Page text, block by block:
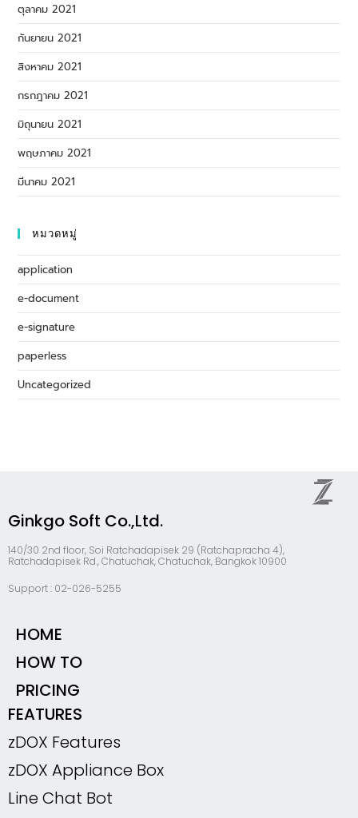
ตุลาคม 2021
กันยายน 2021
สิงหาคม 2021
กรกฎาคม 2021
มิถุนายน 2021
พฤษภาคม 2021
มีนาคม 2021
หมวดหมู่
application
e-document
e-signature
paperless
Uncategorized
Ginkgo Soft Co.,Ltd.
140/30 2nd floor, Soi Ratchadapisek 29 (Ratchapracha 4),
Ratchadapisek Rd., Chatuchak, Chatuchak, Bangkok 10900
Support : 02-026-5255
HOME
HOW TO
PRICING
FEATURES
zDOX Features
zDOX Appliance Box
Line Chat Bot